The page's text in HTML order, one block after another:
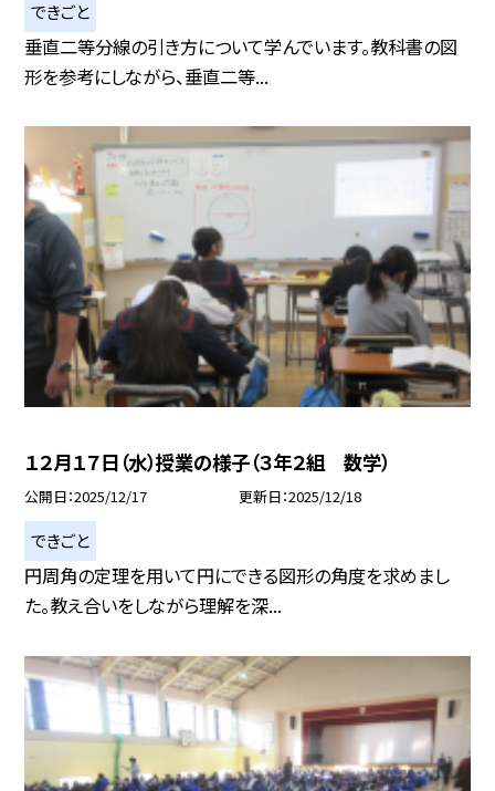
できごと
垂直二等分線の引き方について学んでいます。教科書の図
形を参考にしながら、垂直二等...
１２月１７日（水）授業の様子（３年２組 数学）
公開日 2025/12/17 更新日 2025/12/18
できごと
円周角の定理を用いて円にできる図形の角度を求めまし
た。教え合いをしながら理解を深...